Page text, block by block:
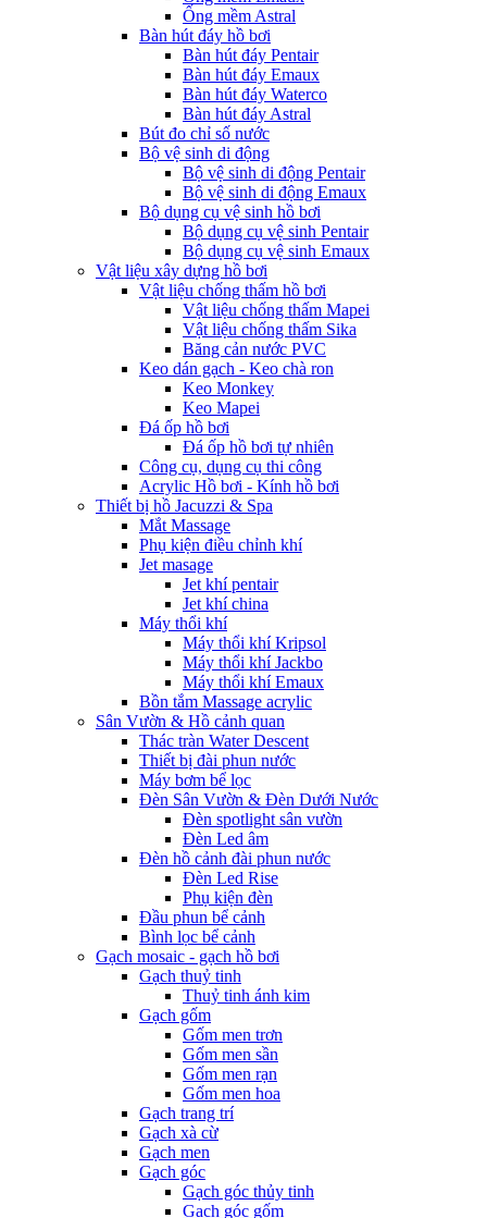
Ống mềm Astral
Bàn hút đáy hồ bơi
Bàn hút đáy Pentair
Bàn hút đáy Emaux
Bàn hút đáy Waterco
Bàn hút đáy Astral
Bút đo chỉ số nước
Bộ vệ sinh di động
Bộ vệ sinh di động Pentair
Bộ vệ sinh di động Emaux
Bộ dụng cụ vệ sinh hồ bơi
Bộ dụng cụ vệ sinh Pentair
Bộ dụng cụ vệ sinh Emaux
Vật liệu xây dựng hồ bơi
Vật liệu chống thấm hồ bơi
Vật liệu chống thấm Mapei
Vật liệu chống thấm Sika
Băng cản nước PVC
Keo dán gạch - Keo chà ron
Keo Monkey
Keo Mapei
Đá ốp hồ bơi
Đá ốp hồ bơi tự nhiên
Công cụ, dụng cụ thi công
Acrylic Hồ bơi - Kính hồ bơi
Thiết bị hồ Jacuzzi & Spa
Mắt Massage
Phụ kiện điều chỉnh khí
Jet masage
Jet khí pentair
Jet khí china
Máy thổi khí
Máy thổi khí Kripsol
Máy thổi khí Jackbo
Máy thổi khí Emaux
Bồn tắm Massage acrylic
Sân Vườn & Hồ cảnh quan
Thác tràn Water Descent
Thiết bị đài phun nước
Máy bơm bể lọc
Đèn Sân Vườn & Đèn Dưới Nước
Đèn spotlight sân vườn
Đèn Led âm
Đèn hồ cảnh đài phun nước
Đèn Led Rise
Phụ kiện đèn
Đầu phun bể cảnh
Bình lọc bể cảnh
Gạch mosaic - gạch hồ bơi
Gạch thuỷ tinh
Thuỷ tinh ánh kim
Gạch gốm
Gốm men trơn
Gốm men sần
Gốm men rạn
Gốm men hoa
Gạch trang trí
Gạch xà cừ
Gạch men
Gạch góc
Gạch góc thủy tinh
Gạch góc gốm